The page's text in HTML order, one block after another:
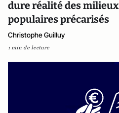
dure réalité des milieux
populaires précarisés
Christophe Guilluy
1 min de lecture